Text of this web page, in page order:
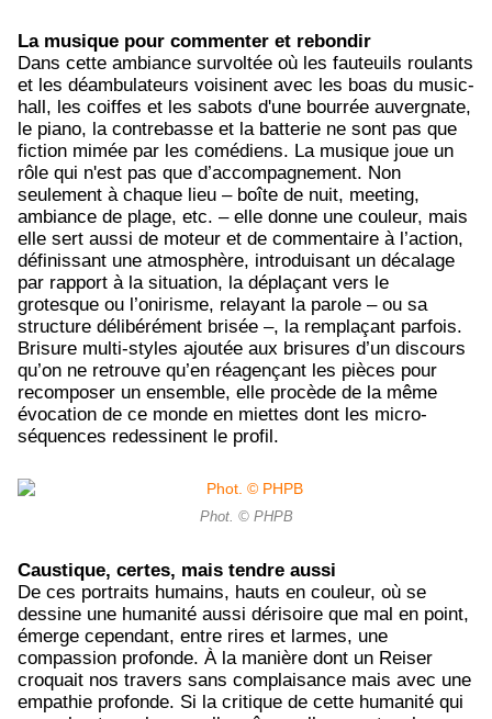
La musique pour commenter et rebondir
Dans cette ambiance survoltée où les fauteuils roulants
et les déambulateurs voisinent avec les boas du music-
hall, les coiffes et les sabots d'une bourrée auvergnate,
le piano, la contrebasse et la batterie ne sont pas que
fiction mimée par les comédiens. La musique joue un
rôle qui n'est pas que d’accompagnement. Non
seulement à chaque lieu – boîte de nuit, meeting,
ambiance de plage, etc. – elle donne une couleur, mais
elle sert aussi de moteur et de commentaire à l’action,
définissant une atmosphère, introduisant un décalage
par rapport à la situation, la déplaçant vers le
grotesque ou l’onirisme, relayant la parole – ou sa
structure délibérément brisée –, la remplaçant parfois.
Brisure multi-styles ajoutée aux brisures d’un discours
qu’on ne retrouve qu’en réagençant les pièces pour
recomposer un ensemble, elle procède de la même
évocation de ce monde en miettes dont les micro-
séquences redessinent le profil.
Phot. © PHPB
Caustique, certes, mais tendre aussi
De ces portraits humains, hauts en couleur, où se
dessine une humanité aussi dérisoire que mal en point,
émerge cependant, entre rires et larmes, une
compassion profonde. À la manière dont un Reiser
croquait nos travers sans complaisance mais avec une
empathie profonde. Si la critique de cette humanité qui